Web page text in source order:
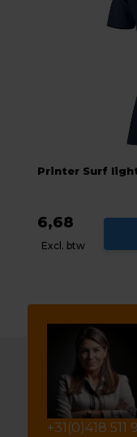
Printer Surf
6,68
Excl. btw
+31(0)418 511